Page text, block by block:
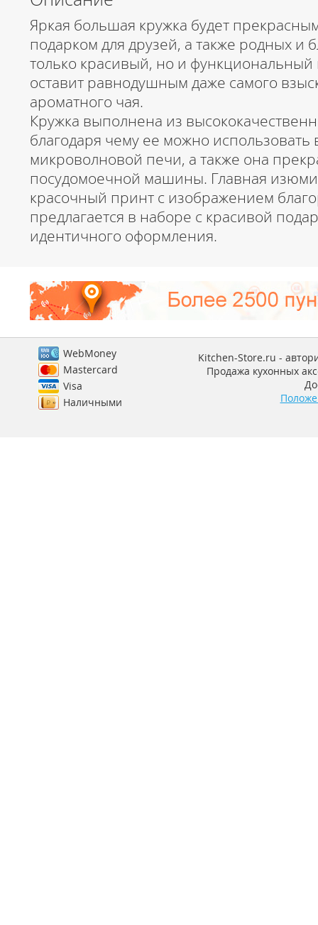
Яркая большая кружка будет
подарком для друзей, а также родных и
только красивый, но и
оставит равнодушным даже самого
ароматного чая.
Кружка выполнена из
благодаря чему ее можно использовать
микроволновой печи, а также она
посудомоечной машины. Главная
красочный принт с изображением
предлагается в наборе с красивой
идентичного оформления.
WebMoney
Mastercard
Visa
Наличными
Kitchen-Store.ru -
Продажа кухонных